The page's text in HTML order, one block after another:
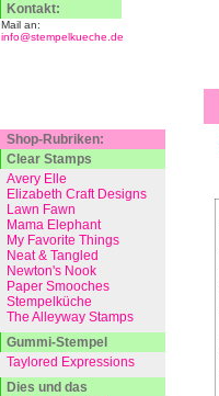
Kontakt:
Mail an:
info@stempelkueche.de
Shop-Rubriken:
Clear Stamps
Avery Elle
Elizabeth Craft Designs
Lawn Fawn
Mama Elephant
My Favorite Things
Neat & Tangled
Newton's Nook
Paper Smooches
Stempelküche
The Alleyway Stamps
Gummi-Stempel
Taylored Expressions
Dies und das